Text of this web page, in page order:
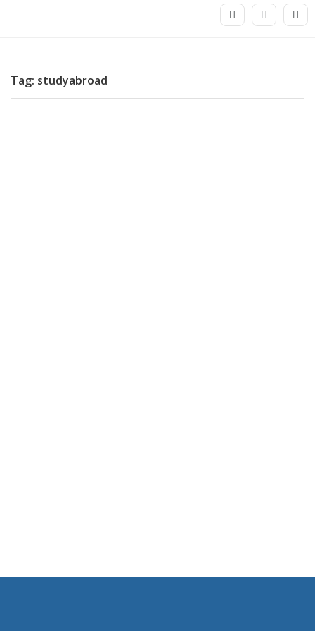
Tag: studyabroad